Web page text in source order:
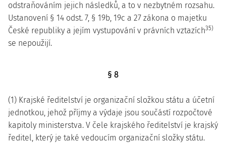
odstraňováním jejich následků, a to v nezbytném rozsahu.
Ustanovení § 14 odst. 7, § 19b, 19c a 27 zákona o majetku
České republiky a jejím vystupování v právních vztazích35)
se nepoužijí.
§ 8
(1) Krajské ředitelství je organizační složkou státu a účetní
jednotkou, jehož příjmy a výdaje jsou součástí rozpočtové
kapitoly ministerstva. V čele krajského ředitelství je krajský
ředitel, který je také vedoucím organizační složky státu.